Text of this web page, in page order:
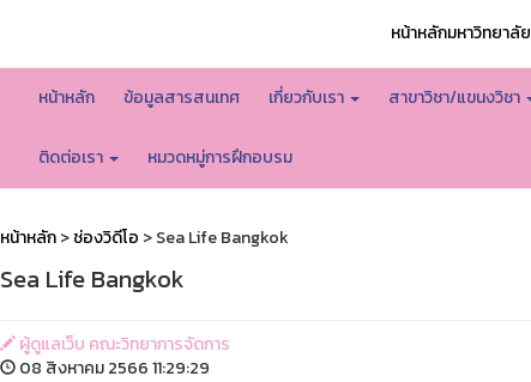
หน้าหลักมหาวิทยาลัย
หน้าหลัก ข้อมูลสารสนเทศ เกี่ยวกับเรา สาขาวิชา/แขนงวิชา
ติดต่อเรา หมวดหมู่การฝึกอบรม
หน้าหลัก>ช่องวิดีโอ > Sea Life Bangkok
Sea Life Bangkok
ผู้ดูแลเว็บ คณะวิทยาการจัดการ
08 สิงหาคม 2566 11:29:29